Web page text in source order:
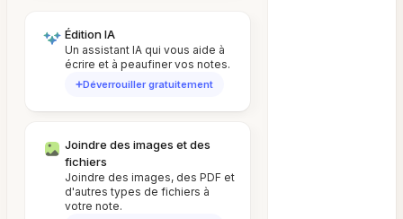
Édition IA
Un assistant IA qui vous aide à
écrire et à peaufiner vos notes.
Déverrouiller gratuitement
Joindre des images et des
fichiers
Joindre des images, des PDF et
d'autres types de fichiers à
votre note.